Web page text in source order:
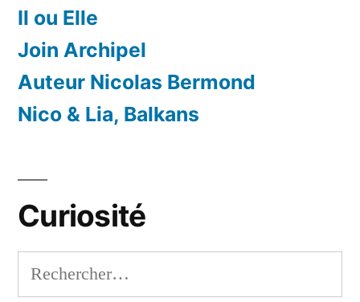
Il ou Elle
Join Archipel
Auteur Nicolas Bermond
Nico & Lia, Balkans
Curiosité
Rechercher :